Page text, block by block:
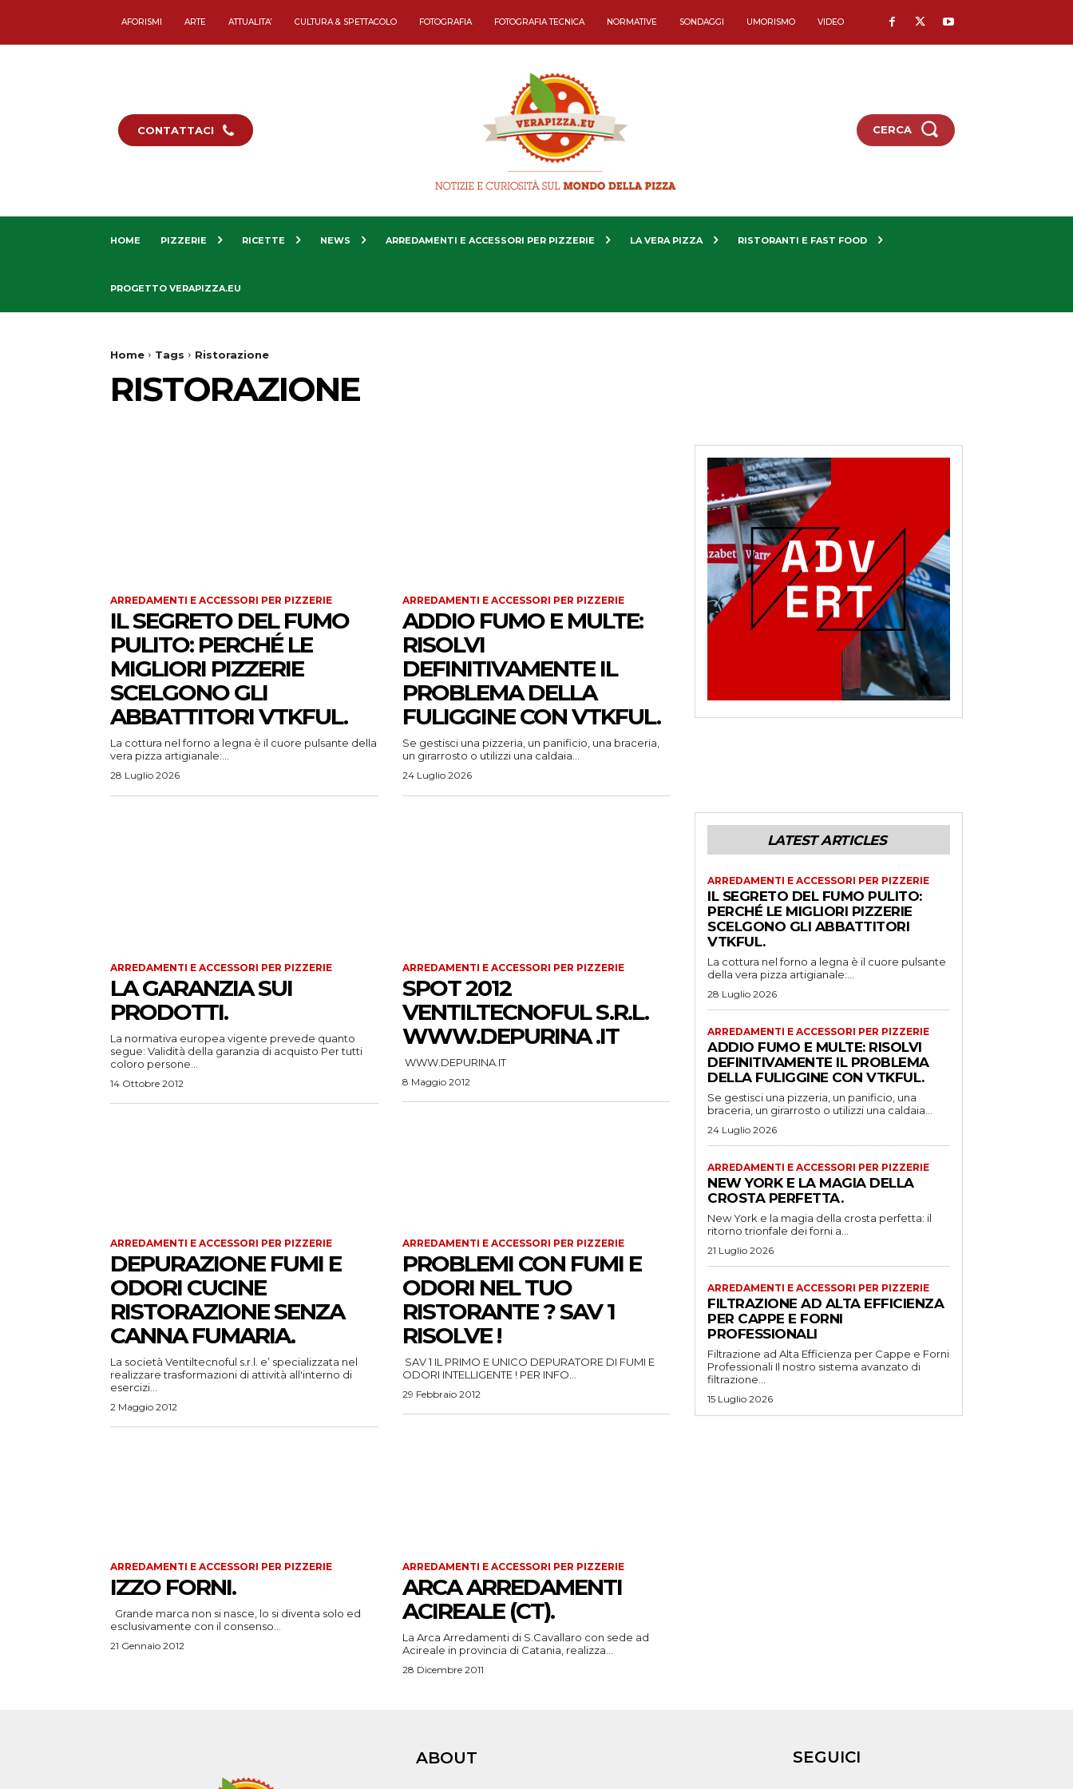
AFORISMI ARTE ATTUALITA’ CULTURA & SPETTACOLO FOTOGRAFIA FOTOGRAFIA TECNICA NORMATIVE SONDAGGI UMORISMO VIDEO
CONTATTACI CERCA
HOME PIZZERIE RICETTE NEWS ARREDAMENTI E ACCESSORI PER PIZZERIE LA VERA PIZZA RISTORANTI E FAST FOOD
PROGETTO VERAPIZZA.EU
Home Tags Ristorazione
RISTORAZIONE
ARREDAMENTI E ACCESSORI PER PIZZERIE
IL SEGRETO DEL FUMO
PULITO: PERCHÉ LE
MIGLIORI PIZZERIE
SCELGONO GLI
ABBATTITORI VTKFUL.
La cottura nel forno a legna è il cuore pulsante della
vera pizza artigianale:...
28 Luglio 2026
ARREDAMENTI E ACCESSORI PER PIZZERIE
ADDIO FUMO E MULTE:
RISOLVI
DEFINITIVAMENTE IL
PROBLEMA DELLA
FULIGGINE CON VTKFUL.
Se gestisci una pizzeria, un panificio, una braceria,
un girarrosto o utilizzi una caldaia...
24 Luglio 2026
ARREDAMENTI E ACCESSORI PER PIZZERIE
LA GARANZIA SUI
PRODOTTI.
La normativa europea vigente prevede quanto
segue: Validità della garanzia di acquisto Per tutti
coloro persone...
14 Ottobre 2012
ARREDAMENTI E ACCESSORI PER PIZZERIE
SPOT 2012
VENTILTECNOFUL S.R.L.
WWW.DEPURINA .IT
WWW.DEPURINA.IT
8 Maggio 2012
ARREDAMENTI E ACCESSORI PER PIZZERIE
DEPURAZIONE FUMI E
ODORI CUCINE
RISTORAZIONE SENZA
CANNA FUMARIA.
La società Ventiltecnoful s.r.l. e’ specializzata nel
realizzare trasformazioni di attività all'interno di
esercizi...
2 Maggio 2012
ARREDAMENTI E ACCESSORI PER PIZZERIE
PROBLEMI CON FUMI E
ODORI NEL TUO
RISTORANTE ? SAV 1
RISOLVE !
SAV 1 IL PRIMO E UNICO DEPURATORE DI FUMI E
ODORI INTELLIGENTE ! PER INFO...
29 Febbraio 2012
ARREDAMENTI E ACCESSORI PER PIZZERIE
IZZO FORNI.
esclusivamente con il consenso...
21 Gennaio 2012
ARREDAMENTI E ACCESSORI PER PIZZERIE
ARCA ARREDAMENTI
ACIREALE (CT).
La Arca Arredamenti di S.Cavallaro con sede ad
Acireale in provincia di Catania, realizza...
28 Dicembre 2011
LATEST ARTICLES
ARREDAMENTI E ACCESSORI PER PIZZERIE
IL SEGRETO DEL FUMO PULITO:
PERCHÉ LE MIGLIORI PIZZERIE
SCELGONO GLI ABBATTITORI
VTKFUL.
La cottura nel forno a legna è il cuore pulsante
della vera pizza artigianale:...
28 Luglio 2026
ARREDAMENTI E ACCESSORI PER PIZZERIE
ADDIO FUMO E MULTE: RISOLVI
DEFINITIVAMENTE IL PROBLEMA
DELLA FULIGGINE CON VTKFUL.
Se gestisci una pizzeria, un panificio, una
braceria, un girarrosto o utilizzi una caldaia...
24 Luglio 2026
ARREDAMENTI E ACCESSORI PER PIZZERIE
NEW YORK E LA MAGIA DELLA
CROSTA PERFETTA.
New York e la magia della crosta perfetta: il
ritorno trionfale dei forni a...
21 Luglio 2026
ARREDAMENTI E ACCESSORI PER PIZZERIE
FILTRAZIONE AD ALTA EFFICIENZA
PER CAPPE E FORNI
PROFESSIONALI
Filtrazione ad Alta Efficienza per Cappe e Forni
Professionali Il nostro sistema avanzato di
filtrazione...
15 Luglio 2026
ABOUT SEGUICI